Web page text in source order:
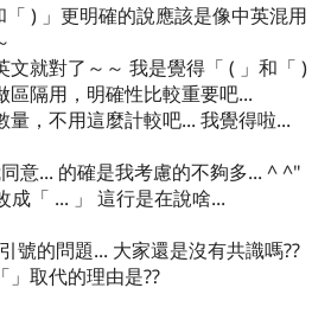
「 ) 」更明確的說應該是像中英混用
文就對了～～ 我是覺得「 ( 」和「 )
區隔用，明確性比較重要吧...
量，不用這麼計較吧... 我覺得啦...
意... 的確是我考慮的不夠多... ^ ^"
成「 ... 」 這行是在說啥...
號的問題... 大家還是沒有共識嗎??
」取代的理由是??